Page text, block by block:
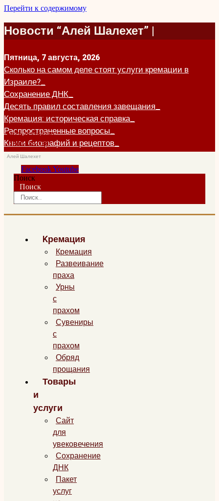
Перейти к содержимому
Новости “Алей Шалехет” |
Пятница, 7 августа, 2026
Сколько на самом деле стоят услуги кремации в
Израиле?
Сохранение ДНК
Десять правил составления завещания
Кремация: историческая справка
Распространенные вопросы
Книги биографий и рецептов
+972-732755750
1-800-333-188
Алей Шалехет
FacebookYoutube
Поиск
Поиск
Kремация
Кремация
Развеивание
праха
Урны
с
прахом
Сувениры
с
прахом
Обряд
прощания
Товары
и
услуги
Сайт
для
увековечения
Сохранение
ДНК
Пакет
услуг